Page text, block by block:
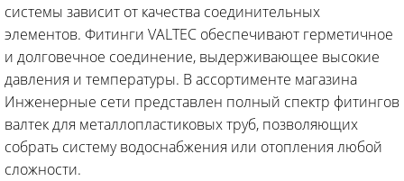
системы зависит от качества соединительных
элементов. Фитинги VALTEC обеспечивают герметичное
и долговечное соединение, выдерживающее высокие
давления и температуры. В ассортименте магазина
Инженерные сети представлен полный спектр фитингов
валтек для металлопластиковых труб, позволяющих
собрать систему водоснабжения или отопления любой
сложности.